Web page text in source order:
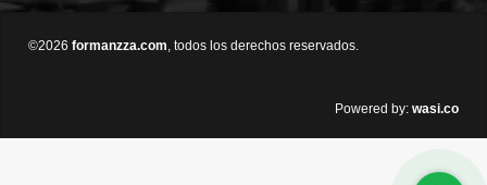
©2026 formanzza.com , todos los derechos reservados.
Powered by: wasi.co